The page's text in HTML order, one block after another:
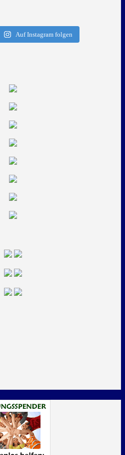
Auf Instagram folgen